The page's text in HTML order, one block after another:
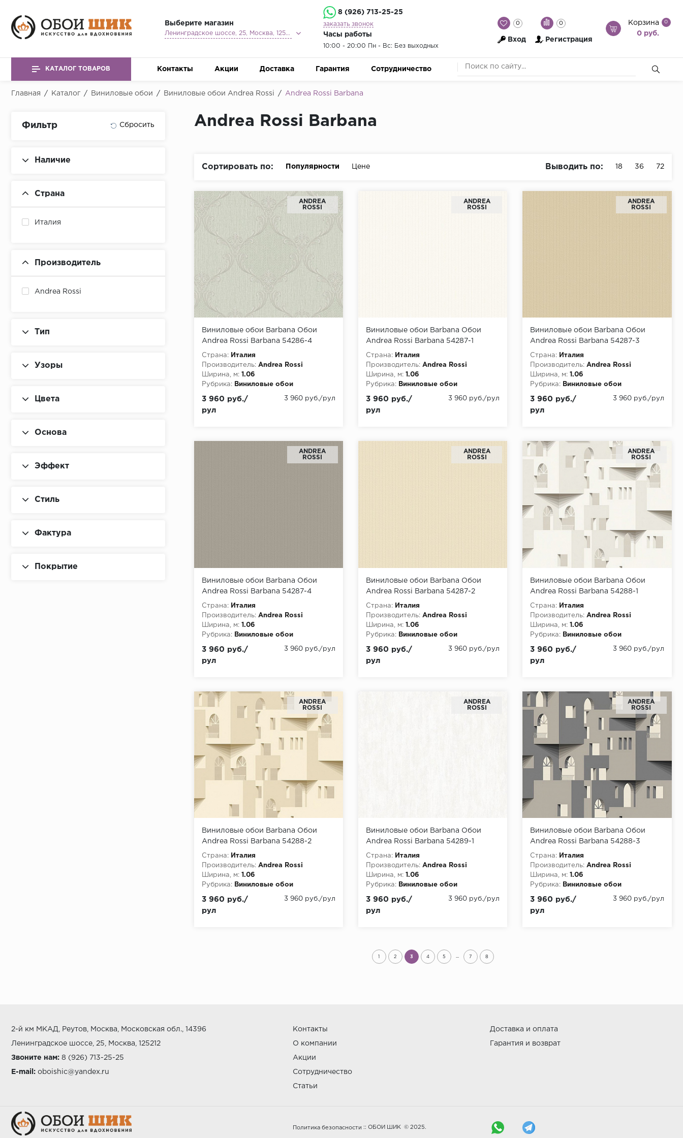
Выберите магазин
Ленинградское шоссе, 25, Москва, 125212
8 (926) 713-25-25
заказать звонок
Часы работы
10:00 - 20:00 Пн - Вс: Без выходных
0 0
Вход Регистрация
Корзина 0
0 руб.
КАТАЛОГ ТОВАРОВ Контакты Акции Доставка Гарантия Сотрудничество
Главная / Каталог / Виниловые обои / Виниловые обои Andrea Rossi / Andrea Rossi Barbana
Фильтр
Наличие
Страна
Италия
Производитель
Andrea Rossi
Тип
Узоры
Цвета
Основа
Эффект
Стиль
Фактура
Покрытие
Andrea Rossi Barbana
Сортировать по: Популярности Цене Выводить по: 18 36 72
ANDREA
ROSSI
Виниловые обои Barbana Обои
Andrea Rossi Barbana 54286-4
Страна:
Италия
Производитель: Andrea Rossi
Ширина, м:
1.06
Рубрика:
Виниловые обои
3 960 руб./
рул
3 960 руб./рул
ANDREA
ROSSI
Виниловые обои Barbana Обои
Andrea Rossi Barbana 54287-1
Страна:
Италия
Производитель: Andrea Rossi
Ширина, м:
1.06
Рубрика:
Виниловые обои
3 960 руб./
рул
3 960 руб./рул
ANDREA
ROSSI
Виниловые обои Barbana Обои
Andrea Rossi Barbana 54287-3
Страна:
Италия
Производитель: Andrea Rossi
Ширина, м:
1.06
Рубрика:
Виниловые обои
3 960 руб./
рул
3 960 руб./рул
ANDREA
ROSSI
Виниловые обои Barbana Обои
Andrea Rossi Barbana 54287-4
Страна:
Италия
Производитель: Andrea Rossi
Ширина, м: 1.06
Рубрика:
Виниловые обои
3 960 руб./
рул
3 960 руб./рул
ANDREA
ROSSI
Виниловые обои Barbana Обои
Andrea Rossi Barbana 54287-2
Страна:
Италия
Производитель: Andrea Rossi
Ширина, м: 1.06
Рубрика:
Виниловые обои
3 960 руб./
рул
3 960 руб./рул
ANDREA
ROSSI
Виниловые обои Barbana Обои
Andrea Rossi Barbana 54288-1
Страна:
Италия
Производитель: Andrea Rossi
Ширина, м: 1.06
Рубрика:
Виниловые обои
3 960 руб./
рул
3 960 руб./рул
ANDREA
ROSSI
Виниловые обои Barbana Обои
Andrea Rossi Barbana 54288-2
Страна:
Италия
Производитель: Andrea Rossi
Ширина, м: 1.06
Рубрика:
Виниловые обои
3 960 руб./
рул
3 960 руб./рул
ANDREA
ROSSI
Виниловые обои Barbana Обои
Andrea Rossi Barbana 54289-1
Страна:
Италия
Производитель: Andrea Rossi
Ширина, м: 1.06
Рубрика:
Виниловые обои
3 960 руб./
рул
3 960 руб./рул
ANDREA
ROSSI
Виниловые обои Barbana Обои
Andrea Rossi Barbana 54288-3
Страна:
Италия
Производитель: Andrea Rossi
Ширина, м: 1.06
Рубрика:
Виниловые обои
3 960 руб./
рул
3 960 руб./рул
2 3 4 5 7 8
2-й км МКАД, Реутов, Москва, Московская обл., 14396
Ленинградское шоссе, 25, Москва, 125212
Звоните нам: 8 (926) 713-25-25
E-mail: oboishic@yandex.ru
Контакты
О компании
Акции
Сотрудничество
Статьи
Доставка и оплата
Гарантия и возврат
Политика безопасности :: ОБОИ ШИК © 2025.